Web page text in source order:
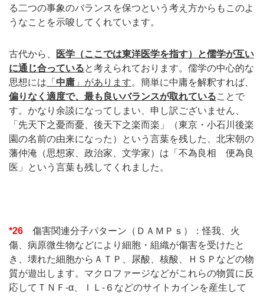
る二つの事象のバランスを保つという考え方からもこのよ
うなことを示唆してくれています。
古代から、
医学（ここでは東洋医学を指す）と儒学が互い
に通じ合っていると考えられております。儒学の中心的な
思想には 「 中庸 」があります。簡単に中庸を解釈すれば、
偏りなく適度で、最も良いバランスが取れていることで
す。かなり余談になってしまい、申し訳ございません、
「先天下之憂而憂、後天下之楽而楽」（東京・小石川後楽
園の名前の由来になった）という言葉を残した、北宋朝の
藩仲淹（思想家、政治家、文学家）は「不為良相 便為良
医」という言葉も残してくれました。
*26 傷害関連分子パターン（ＤＡＭＰｓ）：怪我、火
傷、病原微生物などにより細胞・組織が傷害を受けたと
き、壊れた細胞からＡＴＰ、尿酸、核酸、ＨＳＰなどの物
質が遊出します。マクロファージなどがこれらの物質に反
応してＴＮＦ-α、ＩＬ-６などのサイトカインを産生して